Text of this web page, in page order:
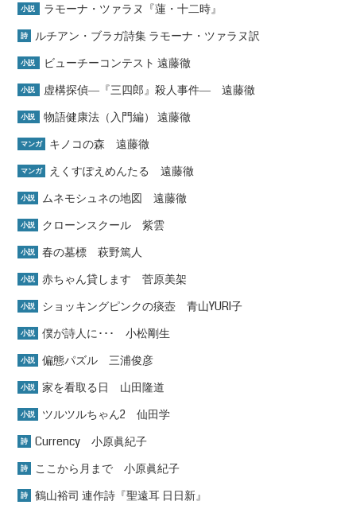
小説 ラモーナ・ツァラヌ『蓮・十二時』
詩 ルチアン・ブラガ詩集 ラモーナ・ツァラヌ訳
小説 ビューチーコンテスト 遠藤徹
小説 虚構探偵―『三四郎』殺人事件― 遠藤徹
小説 物語健康法（入門編） 遠藤徹
マンガ キノコの森 遠藤徹
マンガ えくすぽえめんたる 遠藤徹
小説 ムネモシュネの地図 遠藤徹
小説 クローンスクール 紫雲
小説 春の墓標 萩野篤人
小説 赤ちゃん貸します 菅原美架
小説 ショッキングピンクの痰壺 青山YURI子
小説 僕が詩人に･･･ 小松剛生
小説 偏態パズル 三浦俊彦
小説 家を看取る日 山田隆道
小説 ツルツルちゃん2 仙田学
詩 Currency 小原眞紀子
詩 ここから月まで 小原眞紀子
詩 鶴山裕司 連作詩『聖遠耳 日日新』